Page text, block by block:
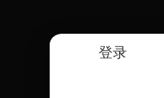
登录